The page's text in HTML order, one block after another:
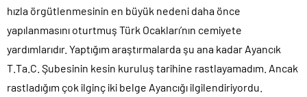
hızla örgütlenmesinin en büyük nedeni daha önce
yapılanmasını oturtmuş Türk Ocakları’nın cemiyete
yardımlarıdır. Yaptığım araştırmalarda şu ana kadar Ayancık
T.Ta.C. Şubesinin kesin kuruluş tarihine rastlayamadım. Ancak
rastladığım çok ilginç iki belge Ayancığı ilgilendiriyordu.